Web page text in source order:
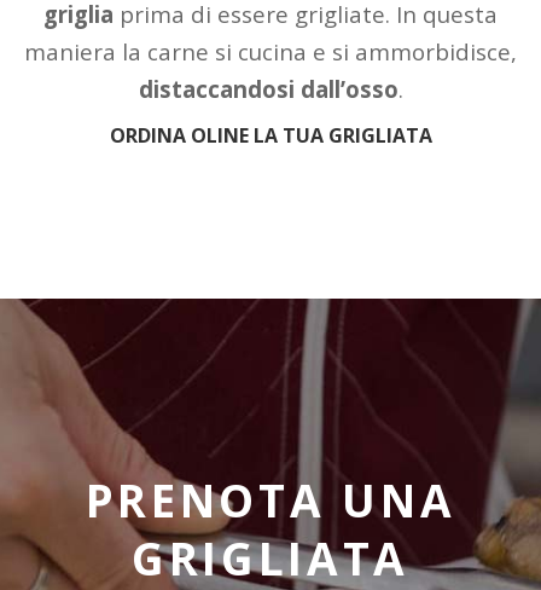
griglia prima di essere grigliate. In questa
maniera la carne si cucina e si ammorbidisce,
distaccandosi dall’osso.
ORDINA OLINE LA TUA GRIGLIATA
PRENOTA UNA
GRIGLIATA